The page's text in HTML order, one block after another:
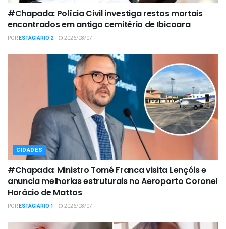
#Chapada: Polícia Civil investiga restos mortais
encontrados em antigo cemitério de Ibicoara
PORESTAGIÁRIO 2 2026/08/07
CIDADES
#Chapada: Ministro Tomé Franca visita Lençóis e
anuncia melhorias estruturais no Aeroporto Coronel
Horácio de Mattos
PORESTAGIÁRIO 1 2026/08/07